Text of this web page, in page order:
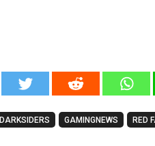
DARKSIDERS GAMINGNEWS RED